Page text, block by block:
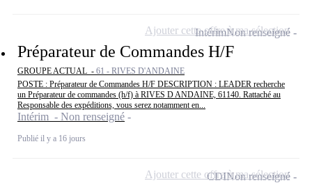
Préparateur de Commandes H/F
GROUPE ACTUAL - 61 - RIVES D'ANDAINE
POSTE : Préparateur de Commandes H/F DESCRIPTION : LEADER recherche
un Préparateur de commandes (h/f) à RIVES D ANDAINE, 61140. Rattaché au
Responsable des expéditions, vous serez notamment en...
Intérim - Non renseigné
Publié il y a 16 jours
IntérimNon renseigné
Ajouter cette offre à ma sélection
CDINon renseigné
Ajouter cette offre à ma sélection